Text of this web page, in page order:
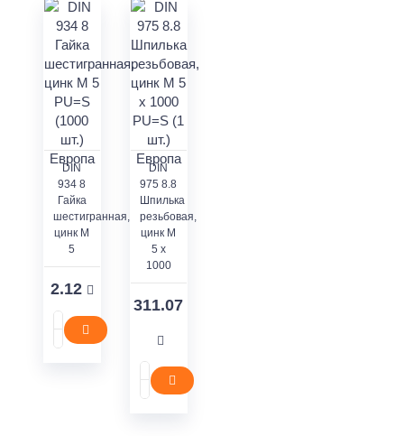
DIN
934 8
Гайка
шестигранная,
цинк M
5
2.12
DIN
975 8.8
Шпилька
резьбовая,
цинк M
5 x
1000
311.07